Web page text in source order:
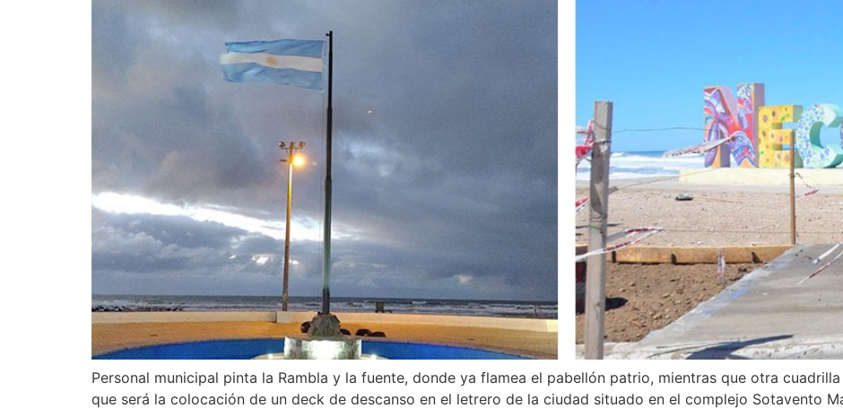
Personal municipal pinta la Rambla y la fuente, donde ya flamea el pabellón patrio, mientras que otra
que será la colocación de un deck de descanso en el letrero de la ciudad situado en el complejo Sotavento